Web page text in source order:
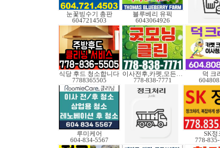
눈꽃빙수기 총판
6047214503
블루베리 유픽
6043064926
식당 후드 청소합니다
7788365505
이사전후,카펫,모든청소
778-838-7771
덕 크
루미케어
604-834-5567
SK정
778-